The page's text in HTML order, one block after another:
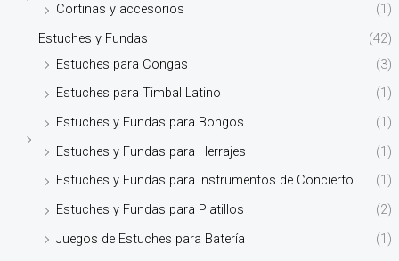
Cortinas y accesorios
(1)
Estuches y Fundas
(42)
Estuches para Congas
(3)
Estuches para Timbal Latino
(1)
Estuches y Fundas para Bongos
(1)
Estuches y Fundas para Herrajes
(1)
Estuches y Fundas para Instrumentos de Concierto
(1)
Estuches y Fundas para Platillos
(2)
Juegos de Estuches para Batería
(1)